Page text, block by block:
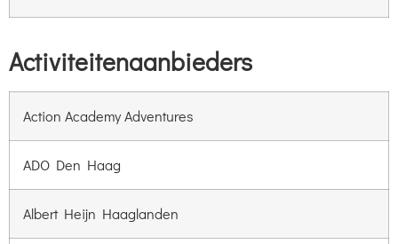
Activiteitenaanbieders
Action Academy Adventures
ADO Den Haag
Albert Heijn Haaglanden